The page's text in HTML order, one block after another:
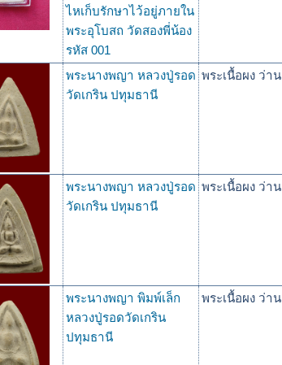
ไหเก็บรักษาไว้อยู่ภายใน
พระอุโบสถ วัดสองพี่น้อง
รหัส 001
พระนางพญา หลวงปู่รอด
วัดเกริน ปทุมธานี
พระเนื้อผง ว่าน
พระนางพญา หลวงปู่รอด
วัดเกริน ปทุมธานี
พระเนื้อผง ว่าน
พระนางพญา พิมพ์เล็ก
หลวงปู่รอดวัดเกริน
ปทุมธานี
พระเนื้อผง ว่าน